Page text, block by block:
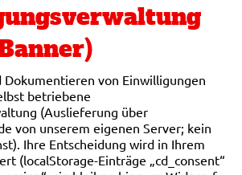
Dokumentieren von Einwilligungen
betriebene
(Auslieferung über
von unserem eigenen Server; kein
Ihre Entscheidung wird in Ihrem
(localStorage-Einträge „cd_consent“